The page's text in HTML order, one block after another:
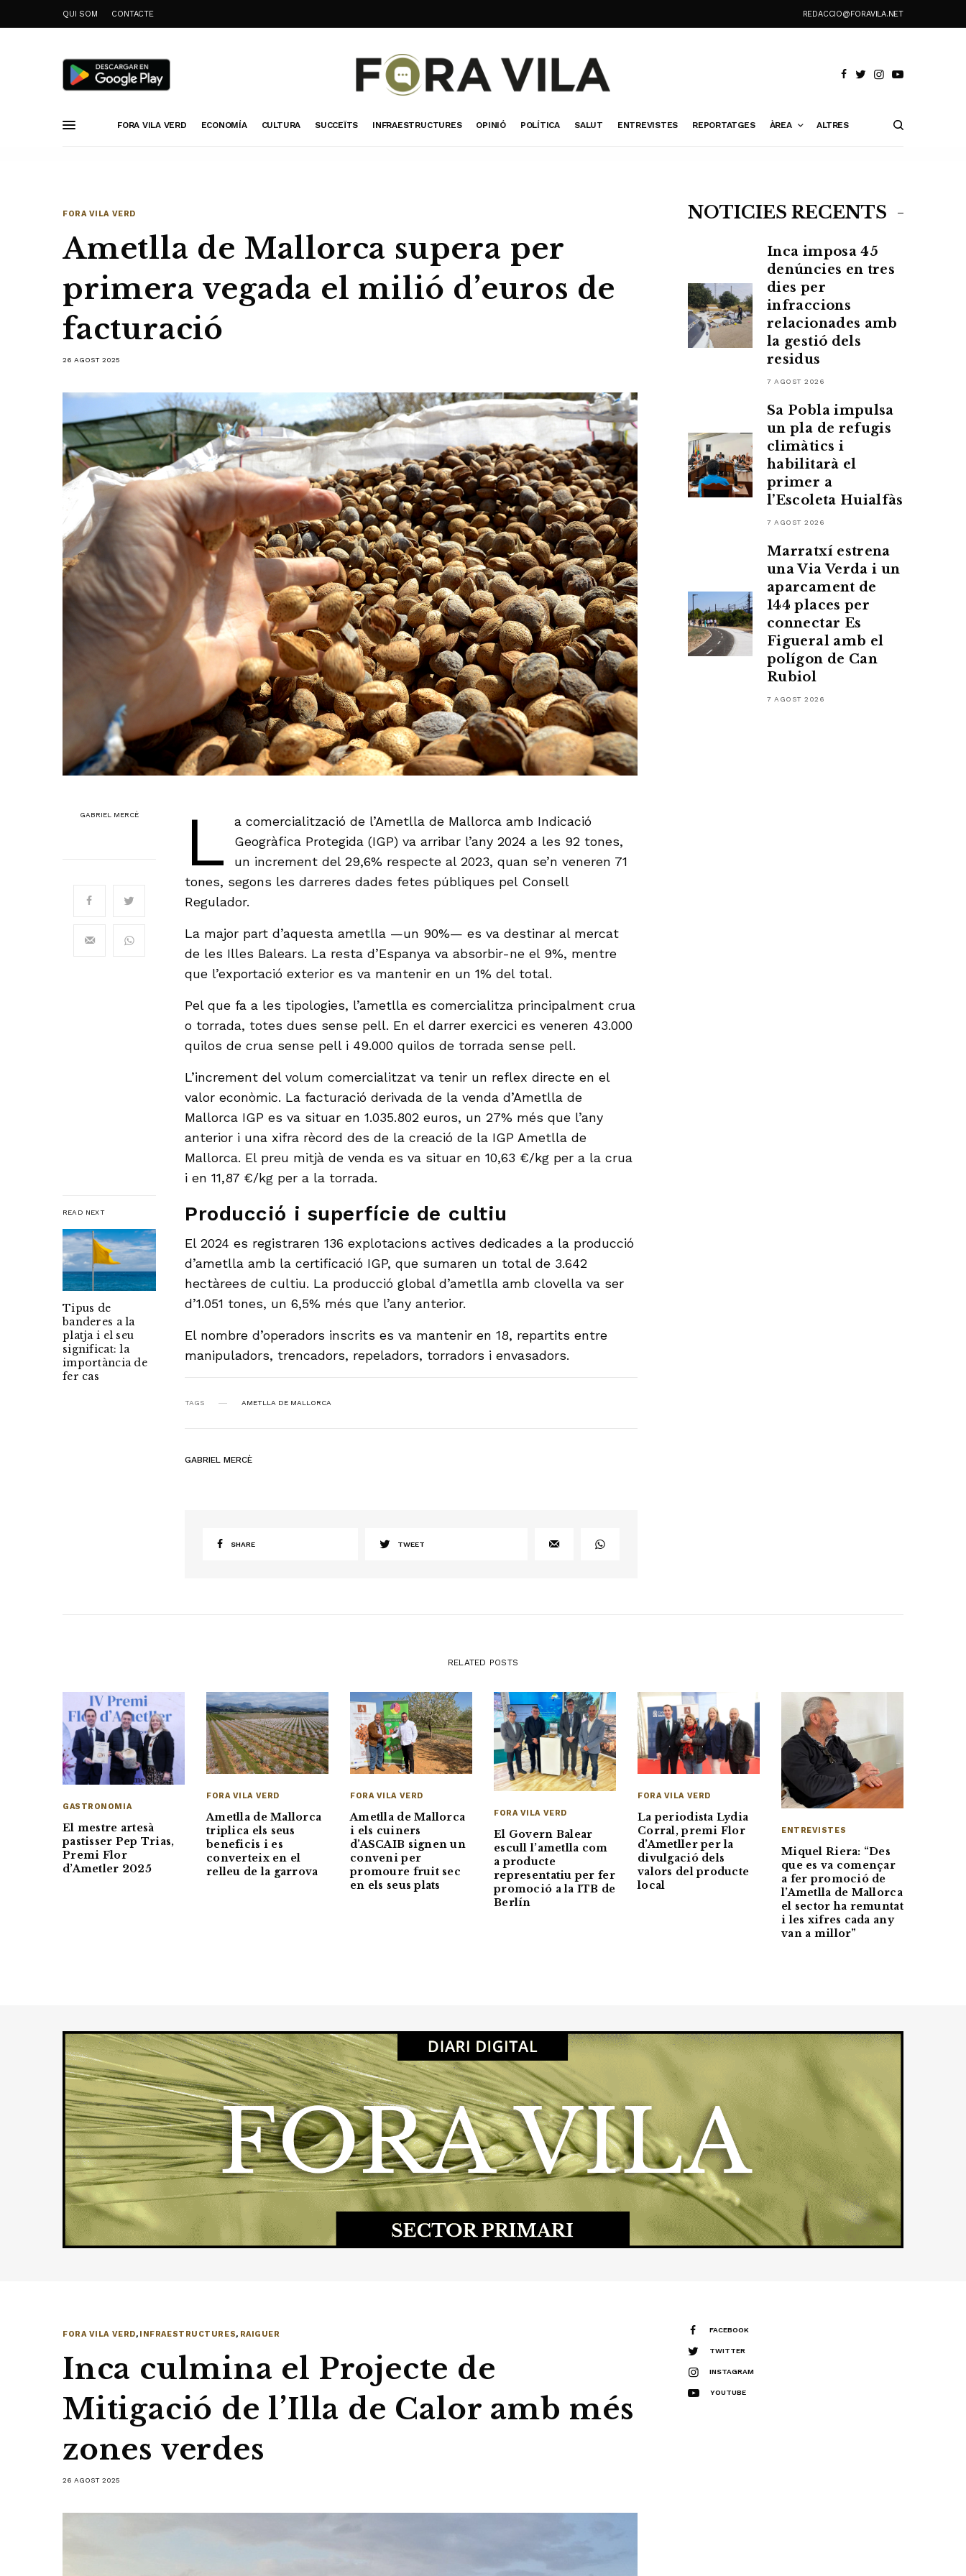
QUI SOM CONTACTE REDACCIO@FORAVILA.NET
FORA VILA VERD ECONOMÍA CULTURA SUCCEÏTS INFRAESTRUCTURES OPINIÓ POLÍTICA SALUT ENTREVISTES REPORTATGES ÀREA ALTRES
FORA VILA VERD
Ametlla de Mallorca supera per
primera vegada el milió d’euros de
facturació
26 AGOST 2025
GABRIEL MERCÈ
READ NEXT
Tipus de
banderes a la
platja i el seu
significat: la
importància de
fer cas
L
a comercialització de l’Ametlla de Mallorca amb Indicació
Geogràfica Protegida (IGP) va arribar l’any 2024 a les 92 tones,
un increment del 29,6% respecte al 2023, quan se’n veneren 71
tones, segons les darreres dades fetes públiques pel Consell
Regulador.
La major part d’aquesta ametlla —un 90%— es va destinar al mercat
de les Illes Balears. La resta d’Espanya va absorbir-ne el 9%, mentre
que l’exportació exterior es va mantenir en un 1% del total.
Pel que fa a les tipologies, l’ametlla es comercialitza principalment crua
o torrada, totes dues sense pell. En el darrer exercici es veneren 43.000
quilos de crua sense pell i 49.000 quilos de torrada sense pell.
L’increment del volum comercialitzat va tenir un reflex directe en el
valor econòmic. La facturació derivada de la venda d’Ametlla de
Mallorca IGP es va situar en 1.035.802 euros, un 27% més que l’any
anterior i una xifra rècord des de la creació de la IGP Ametlla de
Mallorca. El preu mitjà de venda es va situar en 10,63 €/kg per a la crua
i en 11,87 €/kg per a la torrada.
Producció i superfície de cultiu
El 2024 es registraren 136 explotacions actives dedicades a la producció
d’ametlla amb la certificació IGP, que sumaren un total de 3.642
hectàrees de cultiu. La producció global d’ametlla amb clovella va ser
d’1.051 tones, un 6,5% més que l’any anterior.
El nombre d’operadors inscrits es va mantenir en 18, repartits entre
manipuladors, trencadors, repeladors, torradors i envasadors.
TAGS AMETLLA DE MALLORCA
GABRIEL MERCÈ
SHARE TWEET
NOTÍCIES RECENTS
Inca imposa 45
denúncies en tres
dies per
infraccions
relacionades amb
la gestió dels
residus
7 AGOST 2026
Sa Pobla impulsa
un pla de refugis
climàtics i
habilitarà el
primer a
l’Escoleta Huialfàs
7 AGOST 2026
Marratxí estrena
una Via Verda i un
aparcament de
144 places per
connectar Es
Figueral amb el
polígon de Can
Rubiol
7 AGOST 2026
RELATED POSTS
GASTRONOMIA
El mestre artesà
pastisser Pep Trias,
Premi Flor
d’Ametler 2025
FORA VILA VERD
Ametlla de Mallorca
triplica els seus
beneficis i es
converteix en el
relleu de la garrova
FORA VILA VERD
Ametlla de Mallorca
i els cuiners
d’ASCAIB signen un
conveni per
promoure fruit sec
en els seus plats
FORA VILA VERD
El Govern Balear
escull l’ametlla com
a producte
representatiu per fer
promoció a la ITB de
Berlín
FORA VILA VERD
La periodista Lydia
Corral, premi Flor
d’Ametller per la
divulgació dels
valors del producte
local
ENTREVISTES
Miquel Riera: “Des
que es va començar
a fer promoció de
l’Ametlla de Mallorca
el sector ha remuntat
i les xifres cada any
van a millor”
FORA VILA VERD, INFRAESTRUCTURES, RAIGUER
Inca culmina el Projecte de
Mitigació de l’Illa de Calor amb més
zones verdes
26 AGOST 2025
FACEBOOK
TWITTER
INSTAGRAM
YOUTUBE